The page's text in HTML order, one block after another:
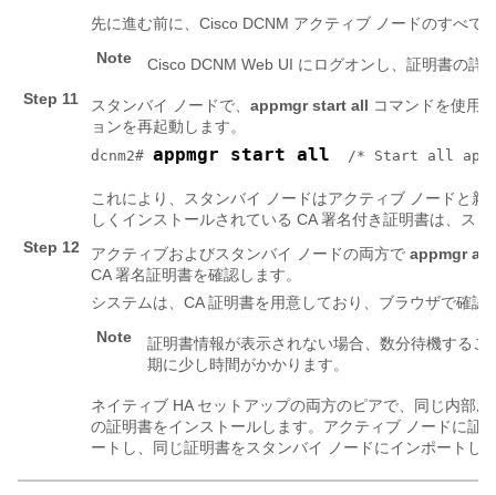
先に進む前に、Cisco DCNM アクティブ ノードのすべて
Note
Cisco DCNM Web UI にログオンし、証明書の詳
Step 11
スタンバイ ノードで、 appmgr start all コマンドを使用
ョンを再起動します。
dcnm2# appmgr start all
/* Start all
これにより、スタンバイ ノードはアクティブ ノードと
しくインストールされている CA 署名付き証明書は、ス
Step 12
アクティブおよびスタンバイ ノードの両方で appmgr
CA 署名証明書を確認します。
システムは、CA 証明書を用意しており、ブラウザで確認
Note
証明書情報が表示されない場合、数分待機する
期に少し時間がかかります。
ネイティブ HA セットアップの両方のピアで、同じ内部
の証明書をインストールします。アクティブ ノードに証
ートし、同じ証明書をスタンバイ ノードにインポートし